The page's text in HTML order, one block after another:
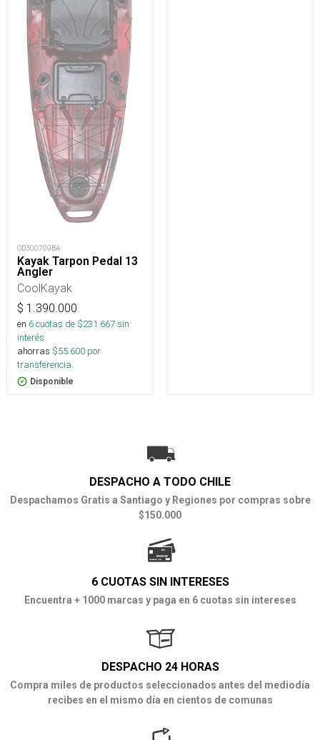
OD300709BA
Kayak Tarpon Pedal 13
Angler
CoolKayak
$ 1.390.000
en 6cuotas de $231.667sin
interés
ahorras $55.600 por
transferencia.
Disponible
DESPACHO A TODO CHILE
Despachamos Gratis a Santiago y Regiones por compras sobre
$150.000
6 CUOTAS SIN INTERESES
Encuentra + 1000 marcas y paga en 6 cuotas sin intereses
DESPACHO 24 HORAS
Compra miles de productos seleccionados antes del mediodía
recibes en el mismo día en cientos de comunas